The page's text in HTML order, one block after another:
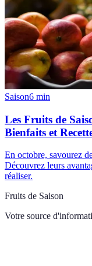
Saison6 min
Les Fruits de
Bienfaits et
En octobre, savourez
Découvrez leurs
réaliser.
Fruits de Saison
Votre source